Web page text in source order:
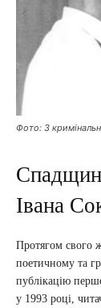
Фото: З
Івана
Протягом свого
поетичному та
публікацію
у 1993 році,